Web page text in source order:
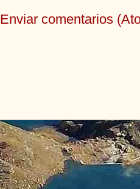
Enviar comentarios